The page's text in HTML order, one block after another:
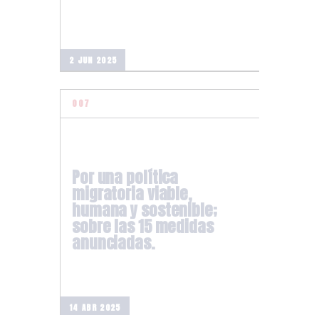
2 JUN 2025
14 ABR 2025
Por una política
migratoria viable,
humana y sostenible;
sobre las 15 medidas
anunciadas.